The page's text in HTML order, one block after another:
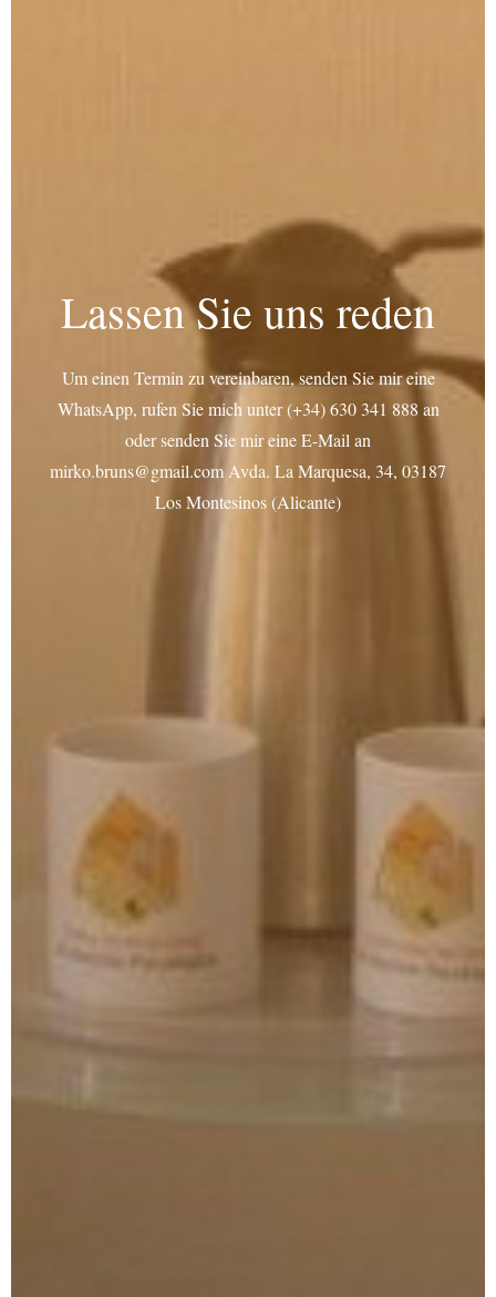
Lassen Sie uns reden
Um einen Termin zu vereinbaren, senden Sie mir eine
WhatsApp, rufen Sie mich unter (+34) 630 341 888 an
oder senden Sie mir eine E-Mail an
mirko.bruns@gmail.com Avda. La Marquesa, 34, 03187
Los Montesinos (Alicante)